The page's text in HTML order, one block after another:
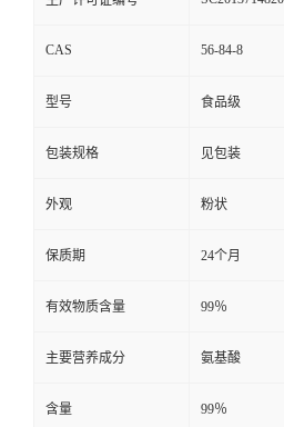
CAS 56-84-8
型号 食品级
包装规格 见包装
外观 粉状
保质期 24个月
有效物质含量 99％
主要营养成分 氨基酸
含量 99％